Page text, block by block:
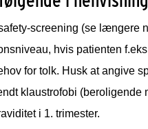
screening (se længere
hvis patienten
for tolk. Husk at angive
klaustrofobi
i 1. trimester.